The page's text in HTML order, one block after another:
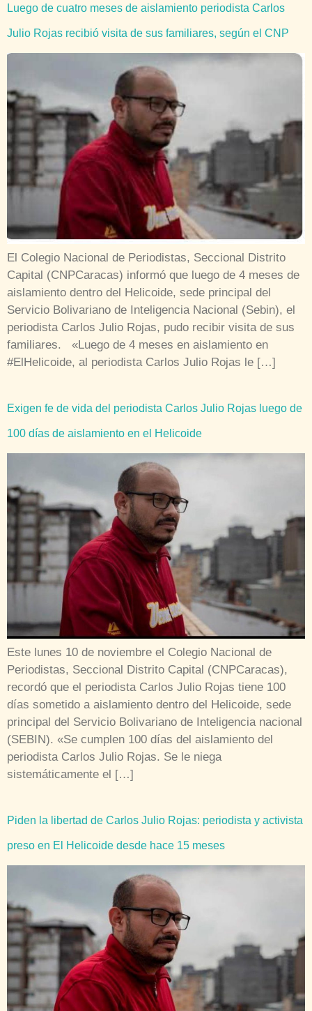
Luego de cuatro meses de aislamiento periodista Carlos
Julio Rojas recibió visita de sus familiares, según el CNP
El Colegio Nacional de Periodistas, Seccional Distrito
Capital (CNPCaracas) informó que luego de 4 meses de
aislamiento dentro del Helicoide, sede principal del
Servicio Bolivariano de Inteligencia Nacional (Sebin), el
periodista Carlos Julio Rojas, pudo recibir visita de sus
familiares. «Luego de 4 meses en aislamiento en
#ElHelicoide, al periodista Carlos Julio Rojas le […]
Exigen fe de vida del periodista Carlos Julio Rojas luego de
100 días de aislamiento en el Helicoide
Este lunes 10 de noviembre el Colegio Nacional de
Periodistas, Seccional Distrito Capital (CNPCaracas),
recordó que el periodista Carlos Julio Rojas tiene 100
días sometido a aislamiento dentro del Helicoide, sede
principal del Servicio Bolivariano de Inteligencia nacional
(SEBIN). «Se cumplen 100 días del aislamiento del
periodista Carlos Julio Rojas. Se le niega
sistemáticamente el […]
Piden la libertad de Carlos Julio Rojas: periodista y activista
preso en El Helicoide desde hace 15 meses